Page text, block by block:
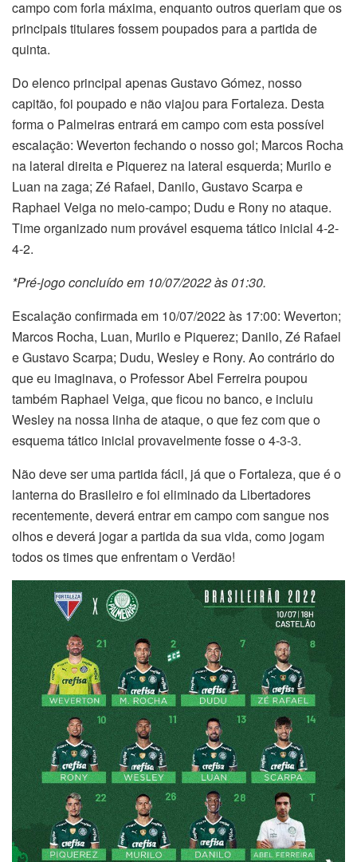
campo com forla máxima, enquanto outros queriam que os
principais titulares fossem poupados para a partida de
quinta.
Do elenco principal apenas Gustavo Gómez, nosso
capitão, foi poupado e não viajou para Fortaleza. Desta
forma o Palmeiras entrará em campo com esta possível
escalação: Weverton fechando o nosso gol; Marcos Rocha
na lateral direita e Piquerez na lateral esquerda; Murilo e
Luan na zaga; Zé Rafael, Danilo, Gustavo Scarpa e
Raphael Veiga no meio-campo; Dudu e Rony no ataque.
Time organizado num provável esquema tático inicial 4-2-
4-2.
*Pré-jogo concluído em 10/07/2022 às 01:30.
Escalação confirmada em 10/07/2022 às 17:00: Weverton;
Marcos Rocha, Luan, Murilo e Piquerez; Danilo, Zé Rafael
e Gustavo Scarpa; Dudu, Wesley e Rony. Ao contrário do
que eu imaginava, o Professor Abel Ferreira poupou
também Raphael Veiga, que ficou no banco, e incluiu
Wesley na nossa linha de ataque, o que fez com que o
esquema tático inicial provavelmente fosse o 4-3-3.
Não deve ser uma partida fácil, já que o Fortaleza, que é o
lanterna do Brasileiro e foi eliminado da Libertadores
recentemente, deverá entrar em campo com sangue nos
olhos e deverá jogar a partida da sua vida, como jogam
todos os times que enfrentam o Verdão!